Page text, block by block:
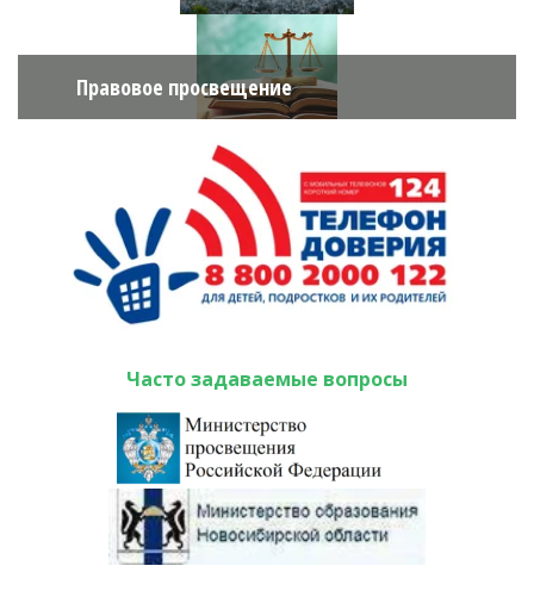
Правовое просвещение
Часто задаваемые вопросы